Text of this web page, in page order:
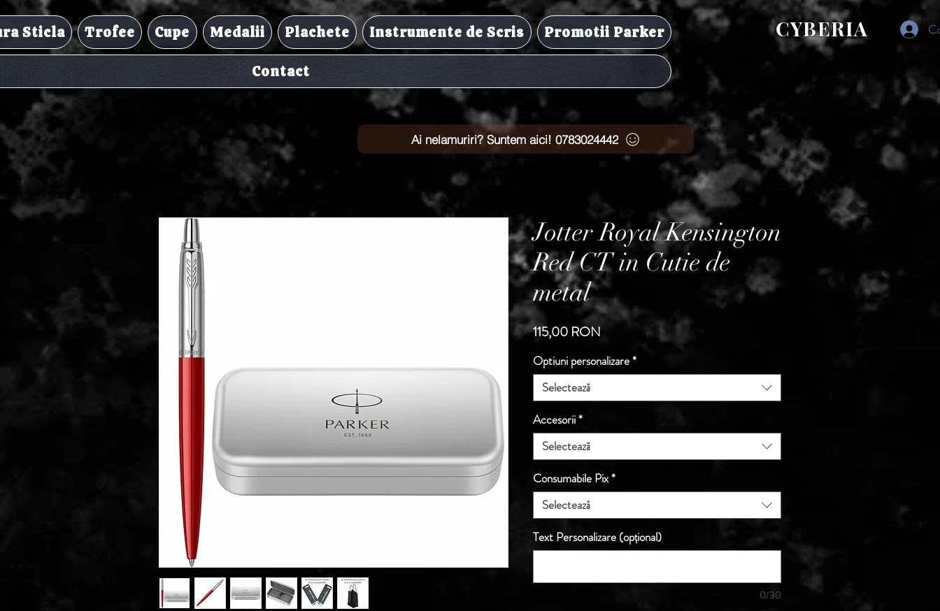
Sticla Trofee Cupe Medalii Plachete Instrumente de Scris Promotii Parker
Contact
CYBERIA
Ai nelamuriri? Suntem aici! 0783024442
Jotter Royal Kensington
Red CT in Cutie de
metal
115,00 RONPreț
Optiuni personalizare*
Selectează
Accesorii*
Selectează
Consumabile Pix*
Selectează
Text Personalizare (opțional)
0/30